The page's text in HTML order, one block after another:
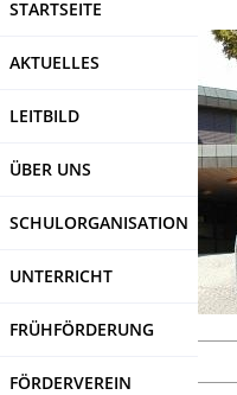
Direkt
Inhalt
STARTSEITE
AKTUELLES
LEITBILD
ÜBER UNS
SCHULORGANISATION
UNTERRICHT
FRÜHFÖRDERUNG
FÖRDERVEREIN